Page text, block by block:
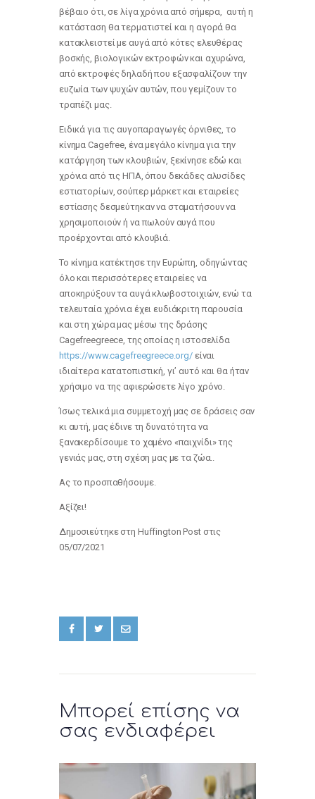
βέβαιο ότι, σε λίγα χρόνια από σήμερα, αυτή η
κατάσταση θα τερματιστεί και η αγορά θα
κατακλειστεί με αυγά από κότες ελευθέρας
βοσκής, βιολογικών εκτροφών και αχυρώνα,
από εκτροφές δηλαδή που εξασφαλίζουν την
ευζωία των ψυχών αυτών, που γεμίζουν το
τραπέζι μας.
Ειδικά για τις αυγοπαραγωγές όρνιθες, το
κίνημα Cagefree, ένα μεγάλο κίνημα για την
κατάργηση των κλουβιών, ξεκίνησε εδώ και
χρόνια από τις ΗΠΑ, όπου δεκάδες αλυσίδες
εστιατορίων, σούπερ μάρκετ και εταιρείες
εστίασης δεσμεύτηκαν να σταματήσουν να
χρησιμοποιούν ή να πωλούν αυγά που
προέρχονται από κλουβιά.
Το κίνημα κατέκτησε την Ευρώπη, οδηγώντας
όλο και περισσότερες εταιρείες να
αποκηρύξουν τα αυγά κλωβοστοιχιών, ενώ τα
τελευταία χρόνια έχει ευδιάκριτη παρουσία
και στη χώρα μας μέσω της δράσης
Cagefreegreece, της οποίας η ιστοσελίδα
https://www.cagefreegreece.org/είναι
ιδιαίτερα κατατοπιστική, γι’ αυτό και θα ήταν
χρήσιμο να της αφιερώσετε λίγο χρόνο.
Ίσως τελικά μια συμμετοχή μας σε δράσεις σαν
κι αυτή, μας έδινε τη δυνατότητα να
ξανακερδίσουμε το χαμένο «παιχνίδι» της
γενιάς μας, στη σχέση μας με τα ζώα..
Ας το προσπαθήσουμε.
Αξίζει!
Δημοσιεύτηκε στη Huffington Post στις
05/07/2021
Μπορεί επίσης να
σας ενδιαφέρει